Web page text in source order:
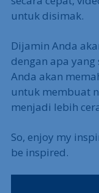
untuk disimak.
Dijamin Anda
dengan apa
Anda akan
untuk membuat
menjadi lebih
So, enjoy my
be inspired.